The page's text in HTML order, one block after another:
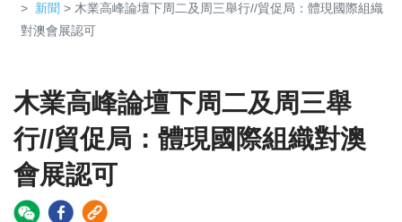
新聞 > 木業高峰論壇下周二及周三舉行//貿促局：體現國際組織
對澳會展認可
木業高峰論壇下周二及周三舉
行//貿促局：體現國際組織對澳
會展認可